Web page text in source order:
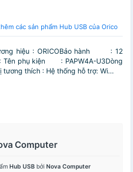
các sản phẩm Hub USB của Orico
hiệu : ORICOBảo hành : 12
Tên phụ kiện : PAPW4A-U3Dòng
thích : Hệ thống hỗ trợ: Wi...
Computer
Hub USB bởi Nova Computer